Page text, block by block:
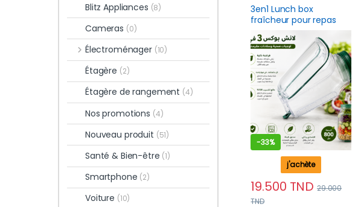
3en1 Lunch box
fraîcheur pour repas
croustillantes
-33%
19.500 TND 29.000
TND
j'achète
Blitz Appliances (8)
Cameras (0)
Électroménager (10)
Étagère (2)
Étagère de rangement (4)
Nos promotions (4)
Nouveau produit (51)
Santé & Bien-être (1)
Smartphone (2)
Voiture (10)